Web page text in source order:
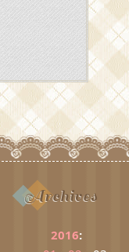
Archives
2016: